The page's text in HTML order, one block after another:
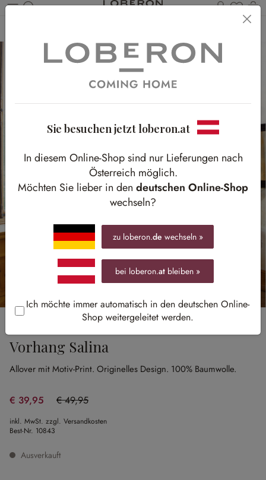
Du
Vorhang Salina
Allover mit Motiv-Print. Originelles Design. 100% Baumwolle.
€ 39,95 € 49,95
(20.02% gespart)
inkl. MwSt. zzgl. Versandkosten
Best-Nr. 10843
Ausverkauft
Sie besuchen jetzt loberon.at
In diesem Online-Shop sind nur Lieferungen nach
Österreich möglich.
Möchten Sie lieber in den deutschen Online-Shop
wechseln?
zu loberon.de wechseln »
bei loberon.at bleiben »
Ich möchte immer automatisch in den deutschen Online-
Shop weitergeleitet werden.